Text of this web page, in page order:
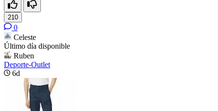
210
0
Celeste
Último día disponible
Ruben
Deporte-Outlet
6d